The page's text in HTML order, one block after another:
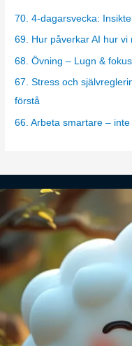
g
e
s
70. 4-dagarsvecka:
69. Hur påverkar AI hur
68. Övning – Lugn &
67. Stress och
förstå
66. Arbeta smartare –